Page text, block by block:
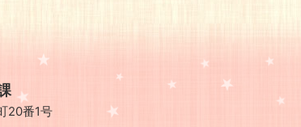
20番1号